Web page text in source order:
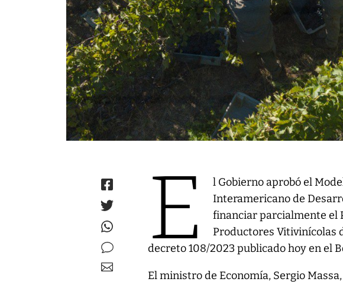
E
l Gobierno aprobó el
Interamericano de
financiar parcialmente el
Productores Vitivinícolas
decreto 108/2023 publicado hoy en el
El ministro de Economía, Sergio